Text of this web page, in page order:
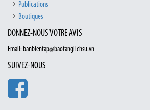
Publications
Boutiques
DONNEZ-NOUS VOTRE AVIS
Email: banbientap@baotanglichsu.vn
SUIVEZ-NOUS